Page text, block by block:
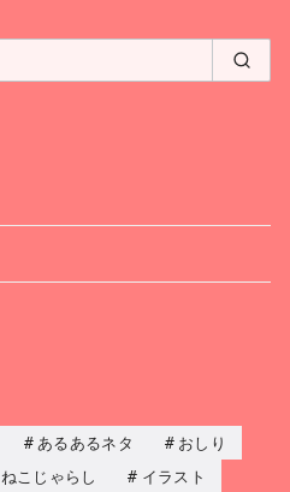
あるあるネタ
おしり
ねこじゃらし
イラスト